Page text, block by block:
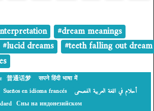
#dream meanings
#lucid dreams
#teeth falling out dream
普通话梦
सपने हिंदी भाषा में
Sueños en idioma francés
أحلام في اللغة العربية الفصحى
Сны на индонезийском